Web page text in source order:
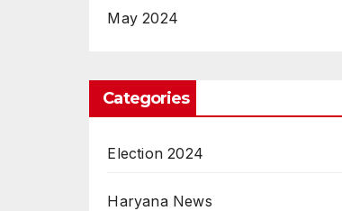
May 2024
Categories
Election 2024
Haryana News